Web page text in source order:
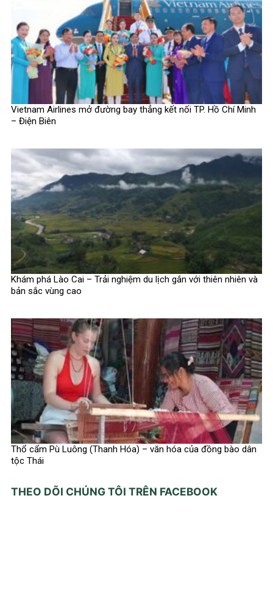
Vietnam Airlines mở đường bay thẳng kết nối TP. Hồ Chí Minh
– Điện Biên
Khám phá Lào Cai – Trải nghiệm du lịch gắn với thiên nhiên và
bản sắc vùng cao
Thổ cẩm Pù Luông (Thanh Hóa) – văn hóa của đồng bào dân
tộc Thái
THEO DÕI CHÚNG TÔI TRÊN FACEBOOK